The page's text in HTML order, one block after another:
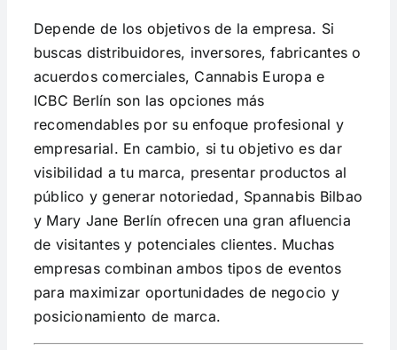
Depende de los objetivos de la empresa. Si
buscas distribuidores, inversores, fabricantes o
acuerdos comerciales, Cannabis Europa e
ICBC Berlín son las opciones más
recomendables por su enfoque profesional y
empresarial. En cambio, si tu objetivo es dar
visibilidad a tu marca, presentar productos al
público y generar notoriedad, Spannabis Bilbao
y Mary Jane Berlín ofrecen una gran afluencia
de visitantes y potenciales clientes. Muchas
empresas combinan ambos tipos de eventos
para maximizar oportunidades de negocio y
posicionamiento de marca.